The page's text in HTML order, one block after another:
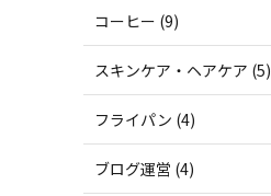
コーヒー (9)
スキンケア・ヘアケア (5)
フライパン (4)
ブログ運営 (4)